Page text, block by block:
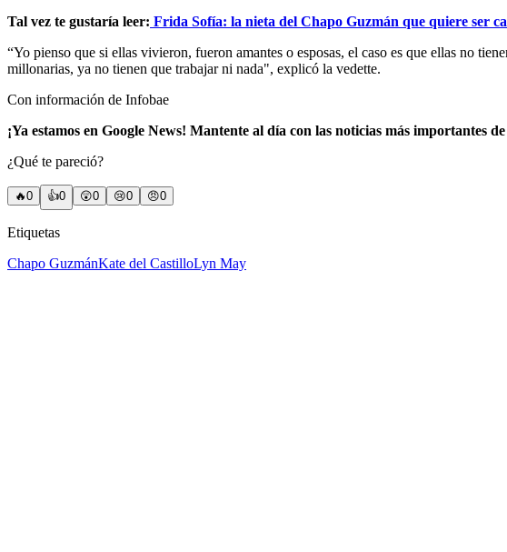
Tal vez te gustaría leer: Frida Sofía: la nieta del Chapo Guzmán que quiere ser
“Yo pienso que si ellas vivieron, fueron amantes o esposas, el caso es que ellas no
millonarias, ya no tienen que trabajar ni nada", explicó la vedette.
Con información de Infobae
¡Ya estamos en Google News! Mantente al día con las noticias más importantes
¿Qué te pareció?
🔥0 👍0 😲0 😢0 😠0
Etiquetas
Chapo GuzmánKate del CastilloLyn May